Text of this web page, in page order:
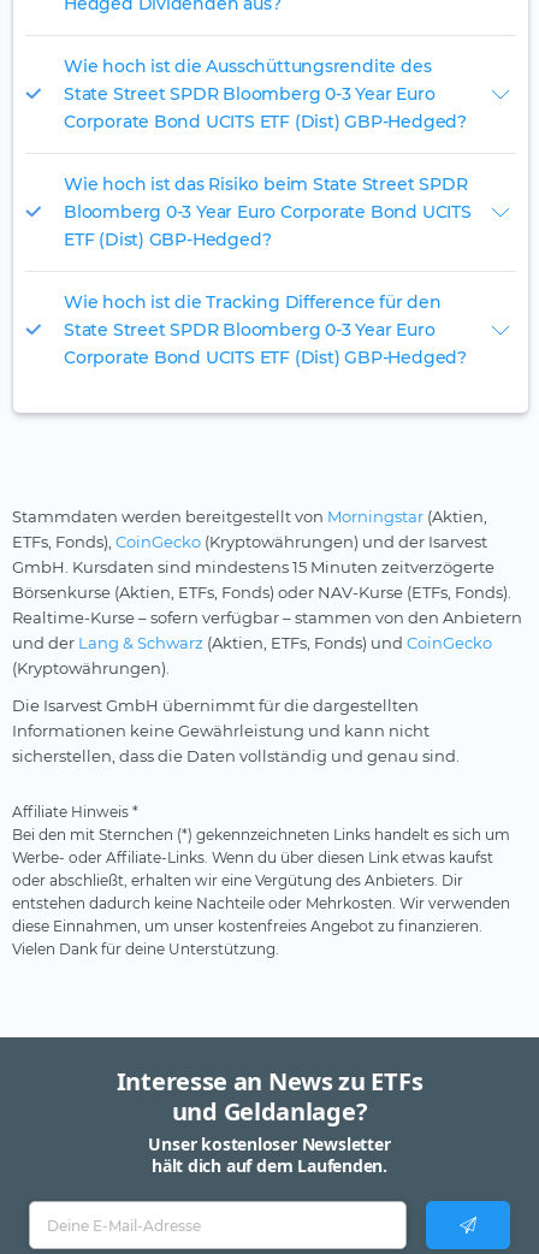
Wie hoch ist die Ausschüttungsrendite des
State Street SPDR Bloomberg 0-3 Year Euro
Corporate Bond UCITS ETF (Dist) GBP-Hedged?
Wie hoch ist das Risiko beim State Street SPDR
Bloomberg 0-3 Year Euro Corporate Bond UCITS
ETF (Dist) GBP-Hedged?
Wie hoch ist die Tracking Difference für den
State Street SPDR Bloomberg 0-3 Year Euro
Corporate Bond UCITS ETF (Dist) GBP-Hedged?
Stammdaten werden bereitgestellt von Morningstar (Aktien,
ETFs, Fonds), CoinGecko (Kryptowährungen) und der Isarvest
GmbH. Kursdaten sind mindestens 15 Minuten zeitverzögerte
Börsenkurse (Aktien, ETFs, Fonds) oder NAV-Kurse (ETFs, Fonds).
Realtime-Kurse – sofern verfügbar – stammen von den Anbietern
und der Lang & Schwarz (Aktien, ETFs, Fonds) und CoinGecko
(Kryptowährungen).
Die Isarvest GmbH übernimmt für die dargestellten
Informationen keine Gewährleistung und kann nicht
sicherstellen, dass die Daten vollständig und genau sind.
Affiliate Hinweis *
Bei den mit Sternchen (*) gekennzeichneten Links handelt es sich um
Werbe- oder Affiliate-Links. Wenn du über diesen Link etwas kaufst
oder abschließt, erhalten wir eine Vergütung des Anbieters. Dir
entstehen dadurch keine Nachteile oder Mehrkosten. Wir verwenden
diese Einnahmen, um unser kostenfreies Angebot zu finanzieren.
Vielen Dank für deine Unterstützung.
Interesse an News zu ETFs
und Geldanlage?
Unser kostenloser Newsletter
hält dich auf dem Laufenden.